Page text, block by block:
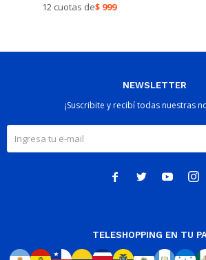
12 cuotas de$ 999
NEWSLETTER
¡Suscribite y recibí todas nuestras
   
TELESHOPPING EN TU